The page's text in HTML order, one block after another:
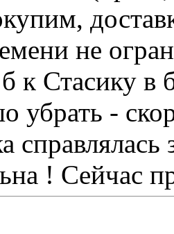
не
к Стасику в
убрать -
! Сейчас